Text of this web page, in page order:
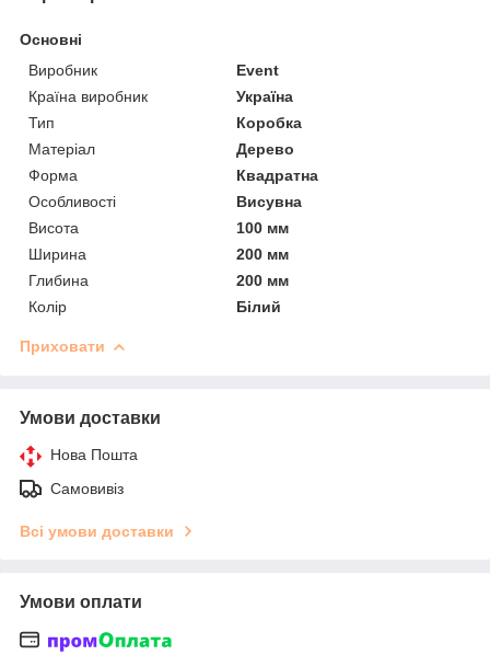
Основні
Виробник
Event
Країна виробник
Україна
Тип
Коробка
Матеріал
Дерево
Форма
Квадратна
Особливості
Висувна
Висота
100 мм
Ширина
200 мм
Глибина
200 мм
Колір
Білий
Приховати
Умови доставки
Нова Пошта
Самовивіз
Всі умови доставки
Умови оплати